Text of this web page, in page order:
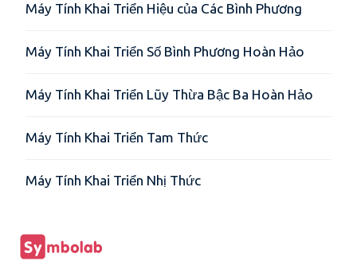
Máy Tính Khai Triển Hiệu của Các Bình Phương
Máy Tính Khai Triển Số Bình Phương Hoàn Hảo
Máy Tính Khai Triển Lũy Thừa Bậc Ba Hoàn Hảo
Máy Tính Khai Triển Tam Thức
Máy Tính Khai Triển Nhị Thức